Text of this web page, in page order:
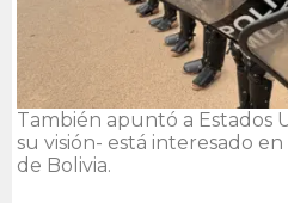
También apuntó a Estados
su visión- está interesado
de Bolivia.